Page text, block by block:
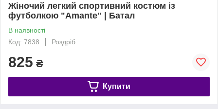
Жіночий легкий спортивний костюм із
футболкою "Amante" | Батал
В наявності
Код: 7838
Роздріб
825 ₴
Купити